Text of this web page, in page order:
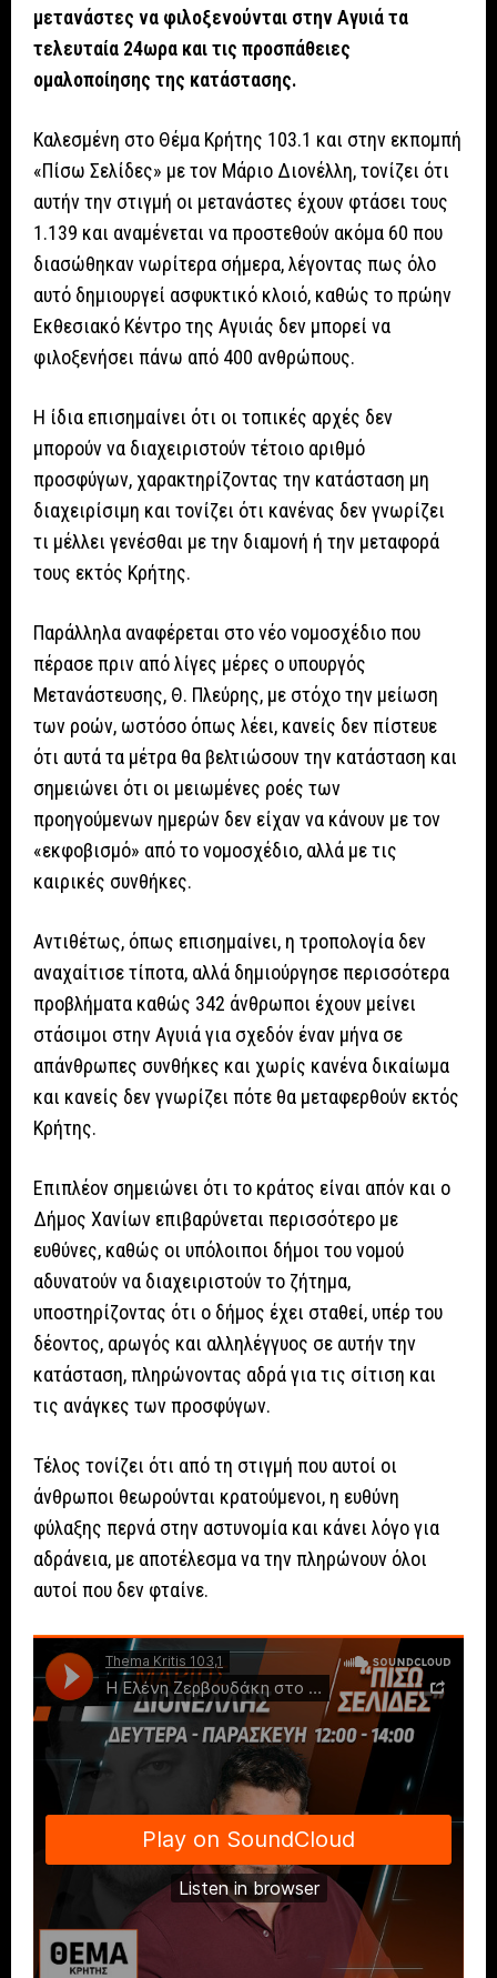
μετανάστες να φιλοξενούνται στην Αγυιά τα
τελευταία 24ωρα και τις προσπάθειες
ομαλοποίησης της κατάστασης.
Καλεσμένη στο Θέμα Κρήτης 103.1 και στην εκπομπή
«Πίσω Σελίδες» με τον Μάριο Διονέλλη, τονίζει ότι
αυτήν την στιγμή οι μετανάστες έχουν φτάσει τους
1.139 και αναμένεται να προστεθούν ακόμα 60 που
διασώθηκαν νωρίτερα σήμερα, λέγοντας πως όλο
αυτό δημιουργεί ασφυκτικό κλοιό, καθώς το πρώην
Εκθεσιακό Κέντρο της Αγυιάς δεν μπορεί να
φιλοξενήσει πάνω από 400 ανθρώπους.
Η ίδια επισημαίνει ότι οι τοπικές αρχές δεν
μπορούν να διαχειριστούν τέτοιο αριθμό
προσφύγων, χαρακτηρίζοντας την κατάσταση μη
διαχειρίσιμη και τονίζει ότι κανένας δεν γνωρίζει
τι μέλλει γενέσθαι με την διαμονή ή την μεταφορά
τους εκτός Κρήτης.
Παράλληλα αναφέρεται στο νέο νομοσχέδιο που
πέρασε πριν από λίγες μέρες ο υπουργός
Μετανάστευσης, Θ. Πλεύρης, με στόχο την μείωση
των ροών, ωστόσο όπως λέει, κανείς δεν πίστευε
ότι αυτά τα μέτρα θα βελτιώσουν την κατάσταση και
σημειώνει ότι οι μειωμένες ροές των
προηγούμενων ημερών δεν είχαν να κάνουν με τον
«εκφοβισμό» από το νομοσχέδιο, αλλά με τις
καιρικές συνθήκες.
Αντιθέτως, όπως επισημαίνει, η τροπολογία δεν
αναχαίτισε τίποτα, αλλά δημιούργησε περισσότερα
προβλήματα καθώς 342 άνθρωποι έχουν μείνει
στάσιμοι στην Αγυιά για σχεδόν έναν μήνα σε
απάνθρωπες συνθήκες και χωρίς κανένα δικαίωμα
και κανείς δεν γνωρίζει πότε θα μεταφερθούν εκτός
Κρήτης.
Επιπλέον σημειώνει ότι το κράτος είναι απόν και ο
Δήμος Χανίων επιβαρύνεται περισσότερο με
ευθύνες, καθώς οι υπόλοιποι δήμοι του νομού
αδυνατούν να διαχειριστούν το ζήτημα,
υποστηρίζοντας ότι ο δήμος έχει σταθεί, υπέρ του
δέοντος, αρωγός και αλληλέγγυος σε αυτήν την
κατάσταση, πληρώνοντας αδρά για τις σίτιση και
τις ανάγκες των προσφύγων.
Τέλος τονίζει ότι από τη στιγμή που αυτοί οι
άνθρωποι θεωρούνται κρατούμενοι, η ευθύνη
φύλαξης περνά στην αστυνομία και κάνει λόγο για
αδράνεια, με αποτέλεσμα να την πληρώνουν όλοι
αυτοί που δεν φταίνε.